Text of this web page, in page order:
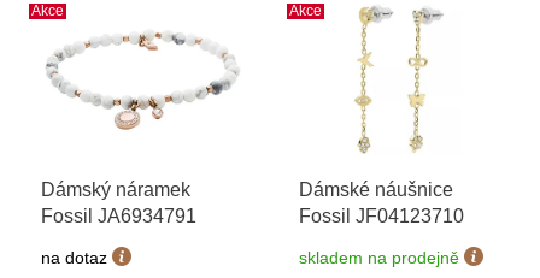
Akce
Dámský náramek
Fossil JA6934791
na dotaz
Akce
Dámské náušnice
Fossil JF04123710
skladem na prodejně